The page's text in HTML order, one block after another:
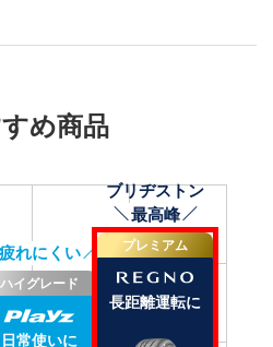
め商品
たおすすめタイヤ
疲れにくい
ハイグレード
日常使いに
ブリヂストン
最高峰
プレミアム
長距離運転に